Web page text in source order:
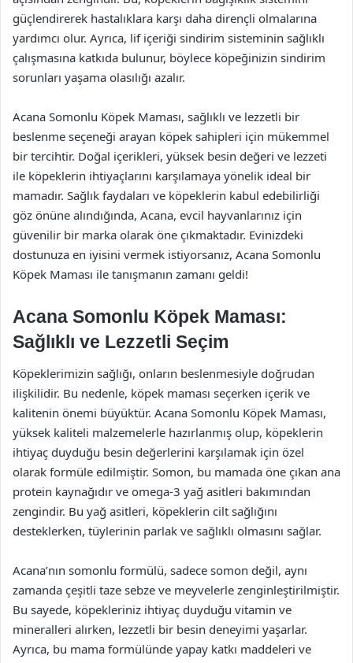
güçlendirerek hastalıklara karşı daha dirençli olmalarına
yardımcı olur. Ayrıca, lif içeriği sindirim sisteminin sağlıklı
çalışmasına katkıda bulunur, böylece köpeğinizin sindirim
sorunları yaşama olasılığı azalır.
Acana Somonlu Köpek Maması, sağlıklı ve lezzetli bir
beslenme seçeneği arayan köpek sahipleri için mükemmel
bir tercihtir. Doğal içerikleri, yüksek besin değeri ve lezzeti
ile köpeklerin ihtiyaçlarını karşılamaya yönelik ideal bir
mamadır. Sağlık faydaları ve köpeklerin kabul edebilirliği
göz önüne alındığında, Acana, evcil hayvanlarınız için
güvenilir bir marka olarak öne çıkmaktadır. Evinizdeki
dostunuza en iyisini vermek istiyorsanız, Acana Somonlu
Köpek Maması ile tanışmanın zamanı geldi!
Acana Somonlu Köpek Maması:
Sağlıklı ve Lezzetli Seçim
Köpeklerimizin sağlığı, onların beslenmesiyle doğrudan
ilişkilidir. Bu nedenle, köpek maması seçerken içerik ve
kalitenin önemi büyüktür. Acana Somonlu Köpek Maması,
yüksek kaliteli malzemelerle hazırlanmış olup, köpeklerin
ihtiyaç duyduğu besin değerlerini karşılamak için özel
olarak formüle edilmiştir. Somon, bu mamada öne çıkan ana
protein kaynağıdır ve omega-3 yağ asitleri bakımından
zengindir. Bu yağ asitleri, köpeklerin cilt sağlığını
desteklerken, tüylerinin parlak ve sağlıklı olmasını sağlar.
Acana’nın somonlu formülü, sadece somon değil, aynı
zamanda çeşitli taze sebze ve meyvelerle zenginleştirilmiştir.
Bu sayede, köpekleriniz ihtiyaç duyduğu vitamin ve
mineralleri alırken, lezzetli bir besin deneyimi yaşarlar.
Ayrıca, bu mama formülünde yapay katkı maddeleri ve